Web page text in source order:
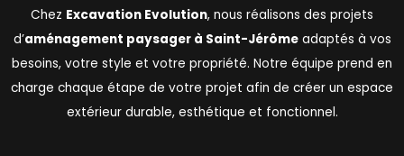
Chez Excavation Evolution, nous réalisons des projets
d’aménagement paysager à Saint-Jérômeadaptés à vos
besoins, votre style et votre propriété. Notre équipe prend en
charge chaque étape de votre projet afin de créer un espace
extérieur durable, esthétique et fonctionnel.